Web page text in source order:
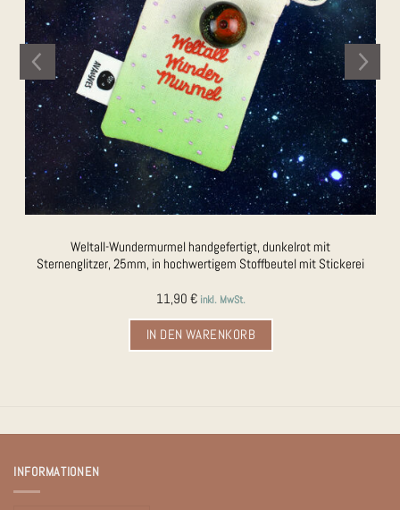
Weltall-Wundermurmel handgefertigt, dunkelrot mit
Sternenglitzer, 25mm, in hochwertigem Stoffbeutel mit Stickerei
11,90 € inkl. MwSt.
IN DEN WARENKORB
INFORMATIONEN